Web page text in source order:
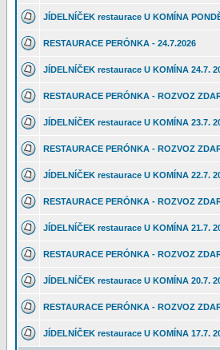
JÍDELNÍČEK restaurace U KOMÍNA
RESTAURACE PERÓNKA - 24.7.2026
JÍDELNÍČEK restaurace U KOMÍNA 24.7.
RESTAURACE PERÓNKA - ROZVOZ
JÍDELNÍČEK restaurace U KOMÍNA 23.7.
RESTAURACE PERÓNKA - ROZVOZ
JÍDELNÍČEK restaurace U KOMÍNA 22.7.
RESTAURACE PERÓNKA - ROZVOZ
JÍDELNÍČEK restaurace U KOMÍNA 21.7.
RESTAURACE PERÓNKA - ROZVOZ
JÍDELNÍČEK restaurace U KOMÍNA 20.7.
RESTAURACE PERÓNKA - ROZVOZ
JÍDELNÍČEK restaurace U KOMÍNA 17.7.